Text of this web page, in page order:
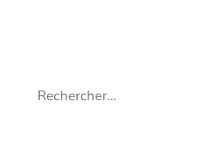
Rechercher :